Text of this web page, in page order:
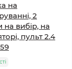
на
2
на вибір, на
пульт 2.4